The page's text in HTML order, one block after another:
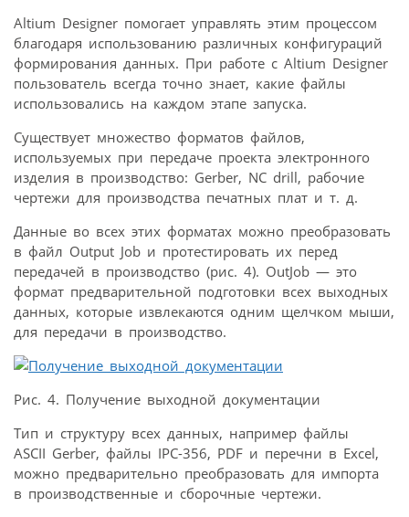
Altium Designer помогает управлять этим процессом
благодаря использованию различных конфигураций
формирования данных. При работе с Altium Designer
пользователь всегда точно знает, какие файлы
использовались на каждом этапе запуска.
Существует множество форматов файлов,
используемых при передаче проекта электронного
изделия в производство: Gerber, NC drill, рабочие
чертежи для производства печатных плат и т. д.
Данные во всех этих форматах можно преобразовать
в файл Output Job и протестировать их перед
передачей в производство (рис. 4). OutJob — это
формат предварительной подготовки всех выходных
данных, которые извлекаются одним щелчком мыши,
для передачи в производство.
Рис. 4. Получение выходной документации
Тип и структуру всех данных, например файлы
ASCII Gerber, файлы IPC-356, PDF и перечни в Excel,
можно предварительно преобразовать для импорта
в производственные и сборочные чертежи.